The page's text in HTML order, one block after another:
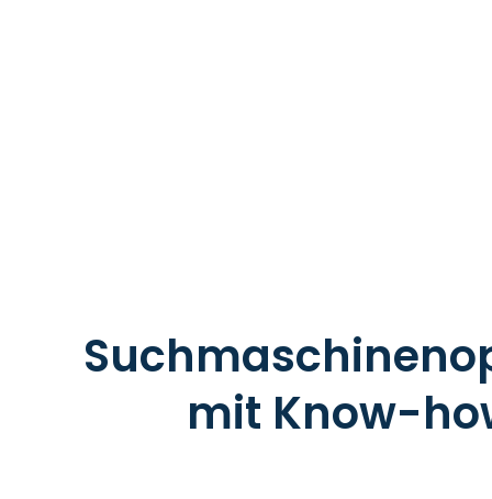
mit Know-